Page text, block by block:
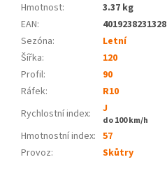
Hmotnost:
3.37 kg
EAN:
4019238231328
Sezóna:
Letní
Šířka:
120
Profil:
90
Ráfek:
R10
Rychlostní index:
J
do 100 km/h
Hmotnostní index: 57
Provoz: Skůtry